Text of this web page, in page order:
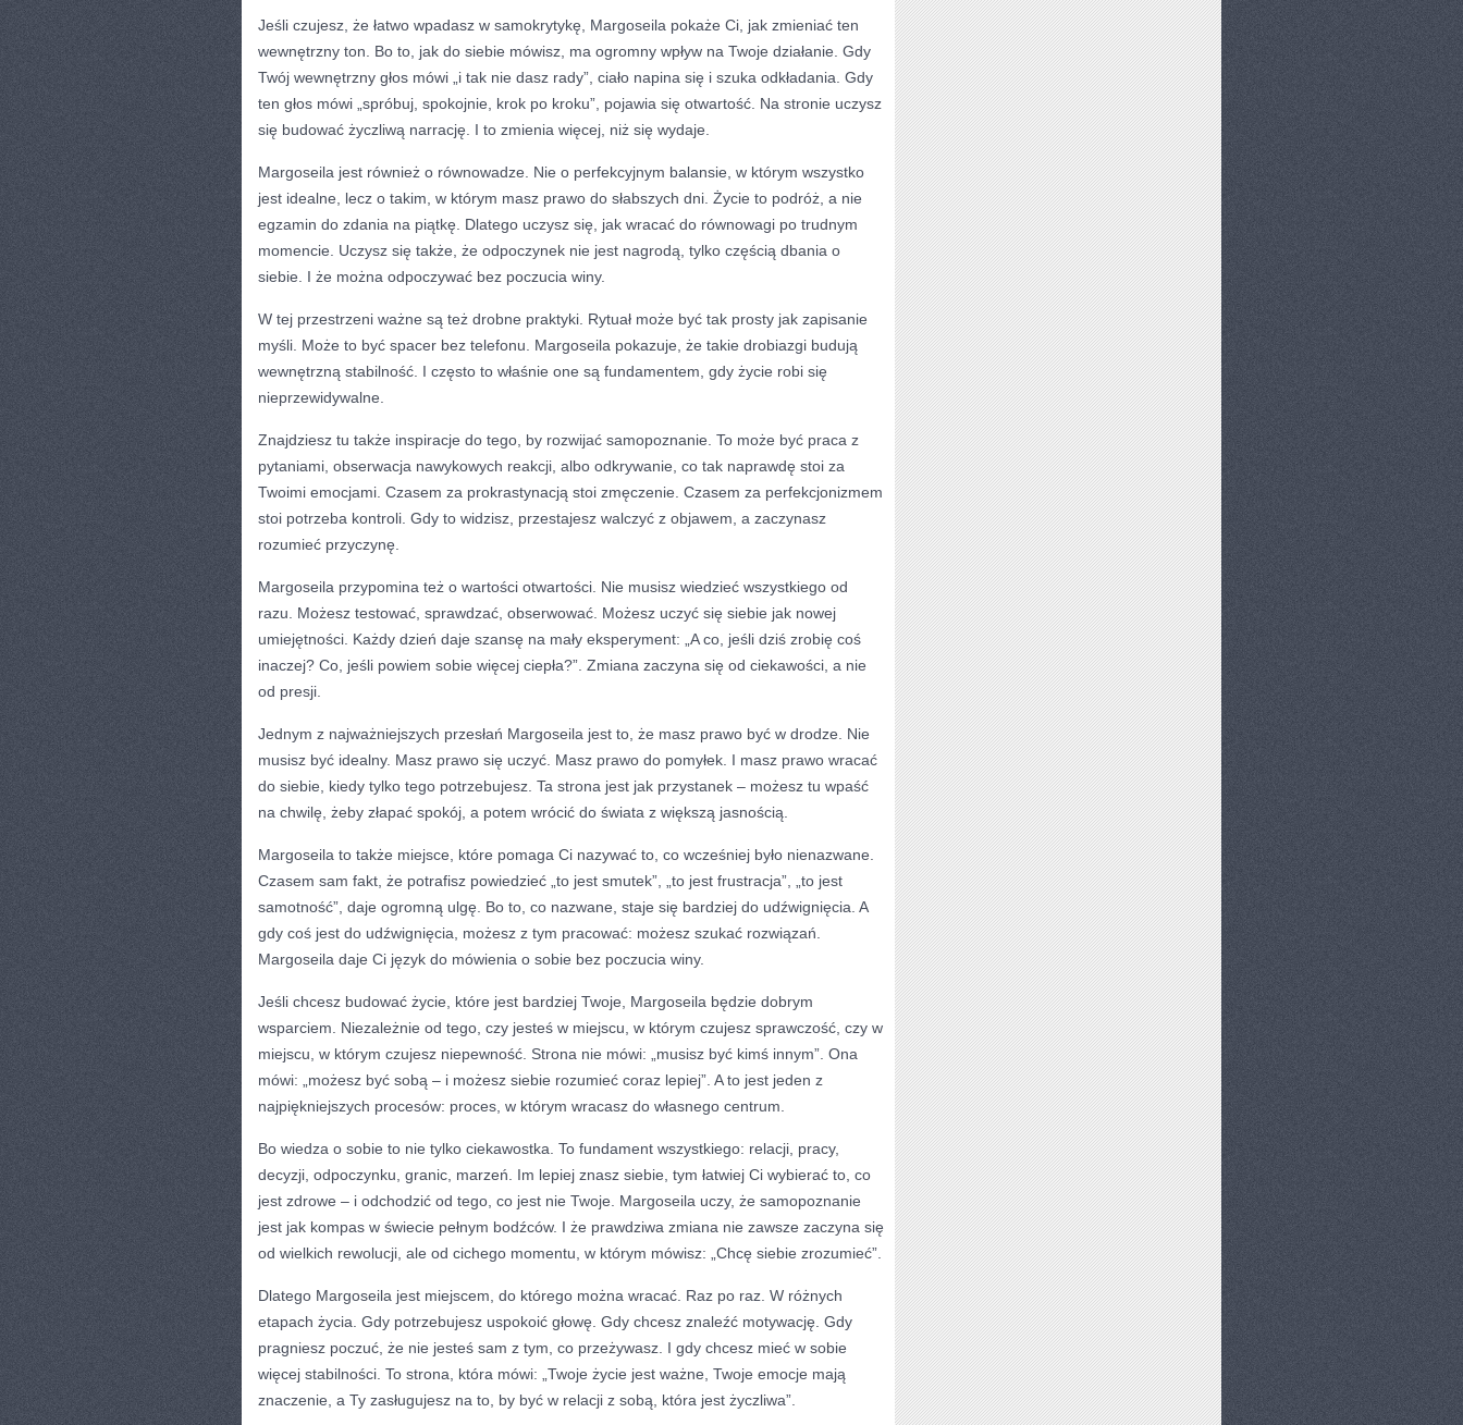
Jeśli czujesz, że łatwo wpadasz w samokrytykę, Margoseila pokaże Ci, jak zmieniać ten
wewnętrzny ton. Bo to, jak do siebie mówisz, ma ogromny wpływ na Twoje działanie. Gdy
Twój wewnętrzny głos mówi „i tak nie dasz rady”, ciało napina się i szuka odkładania. Gdy
ten głos mówi „spróbuj, spokojnie, krok po kroku”, pojawia się otwartość. Na stronie uczysz
się budować życzliwą narrację. I to zmienia więcej, niż się wydaje.
Margoseila jest również o równowadze. Nie o perfekcyjnym balansie, w którym wszystko
jest idealne, lecz o takim, w którym masz prawo do słabszych dni. Życie to podróż, a nie
egzamin do zdania na piątkę. Dlatego uczysz się, jak wracać do równowagi po trudnym
momencie. Uczysz się także, że odpoczynek nie jest nagrodą, tylko częścią dbania o
siebie. I że można odpoczywać bez poczucia winy.
W tej przestrzeni ważne są też drobne praktyki. Rytuał może być tak prosty jak zapisanie
myśli. Może to być spacer bez telefonu. Margoseila pokazuje, że takie drobiazgi budują
wewnętrzną stabilność. I często to właśnie one są fundamentem, gdy życie robi się
nieprzewidywalne.
Znajdziesz tu także inspiracje do tego, by rozwijać samopoznanie. To może być praca z
pytaniami, obserwacja nawykowych reakcji, albo odkrywanie, co tak naprawdę stoi za
Twoimi emocjami. Czasem za prokrastynacją stoi zmęczenie. Czasem za perfekcjonizmem
stoi potrzeba kontroli. Gdy to widzisz, przestajesz walczyć z objawem, a zaczynasz
rozumieć przyczynę.
Margoseila przypomina też o wartości otwartości. Nie musisz wiedzieć wszystkiego od
razu. Możesz testować, sprawdzać, obserwować. Możesz uczyć się siebie jak nowej
umiejętności. Każdy dzień daje szansę na mały eksperyment: „A co, jeśli dziś zrobię coś
inaczej? Co, jeśli powiem sobie więcej ciepła?”. Zmiana zaczyna się od ciekawości, a nie
od presji.
Jednym z najważniejszych przesłań Margoseila jest to, że masz prawo być w drodze. Nie
musisz być idealny. Masz prawo się uczyć. Masz prawo do pomyłek. I masz prawo wracać
do siebie, kiedy tylko tego potrzebujesz. Ta strona jest jak przystanek – możesz tu wpaść
na chwilę, żeby złapać spokój, a potem wrócić do świata z większą jasnością.
Margoseila to także miejsce, które pomaga Ci nazywać to, co wcześniej było nienazwane.
Czasem sam fakt, że potrafisz powiedzieć „to jest smutek”, „to jest frustracja”, „to jest
samotność”, daje ogromną ulgę. Bo to, co nazwane, staje się bardziej do udźwignięcia. A
gdy coś jest do udźwignięcia, możesz z tym pracować: możesz szukać rozwiązań.
Margoseila daje Ci język do mówienia o sobie bez poczucia winy.
Jeśli chcesz budować życie, które jest bardziej Twoje, Margoseila będzie dobrym
wsparciem. Niezależnie od tego, czy jesteś w miejscu, w którym czujesz sprawczość, czy w
miejscu, w którym czujesz niepewność. Strona nie mówi: „musisz być kimś innym”. Ona
mówi: „możesz być sobą – i możesz siebie rozumieć coraz lepiej”. A to jest jeden z
najpiękniejszych procesów: proces, w którym wracasz do własnego centrum.
Bo wiedza o sobie to nie tylko ciekawostka. To fundament wszystkiego: relacji, pracy,
decyzji, odpoczynku, granic, marzeń. Im lepiej znasz siebie, tym łatwiej Ci wybierać to, co
jest zdrowe – i odchodzić od tego, co jest nie Twoje. Margoseila uczy, że samopoznanie
jest jak kompas w świecie pełnym bodźców. I że prawdziwa zmiana nie zawsze zaczyna się
od wielkich rewolucji, ale od cichego momentu, w którym mówisz: „Chcę siebie zrozumieć”.
Dlatego Margoseila jest miejscem, do którego można wracać. Raz po raz. W różnych
etapach życia. Gdy potrzebujesz uspokoić głowę. Gdy chcesz znaleźć motywację. Gdy
pragniesz poczuć, że nie jesteś sam z tym, co przeżywasz. I gdy chcesz mieć w sobie
więcej stabilności. To strona, która mówi: „Twoje życie jest ważne, Twoje emocje mają
znaczenie, a Ty zasługujesz na to, by być w relacji z sobą, która jest życzliwa”.